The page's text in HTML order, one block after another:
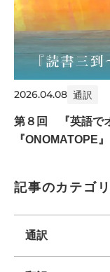
2026.04.08 通訳
第８回 『英語で
『ONOMATOPE
記事のカテゴリ
通訳